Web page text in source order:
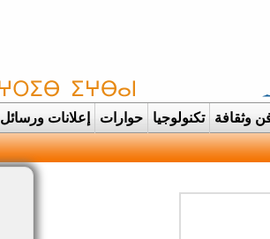
وثقافة تكنولوجيا حوارات إعلانات ورسائل
ايماني مهيب |